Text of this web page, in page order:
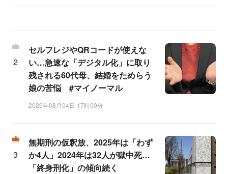
セルフレジやQRコードが使えな
い…急速な「デジタル化」に取り
残される60代母、結婚をためらう
娘の苦悩 #マイノーマル
2026年08月04日 17時00分
無期刑の仮釈放、2025年は「わず
か4人」2024年は32人が獄中死…
「終身刑化」の傾向続く